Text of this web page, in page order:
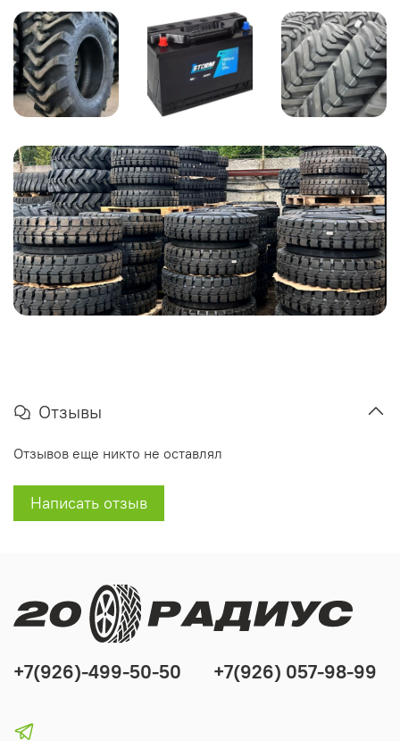
Отзывы
Отзывов еще никто не оставлял
Написать отзыв
+7(926)-499-50-50 +7(926) 057-98-99